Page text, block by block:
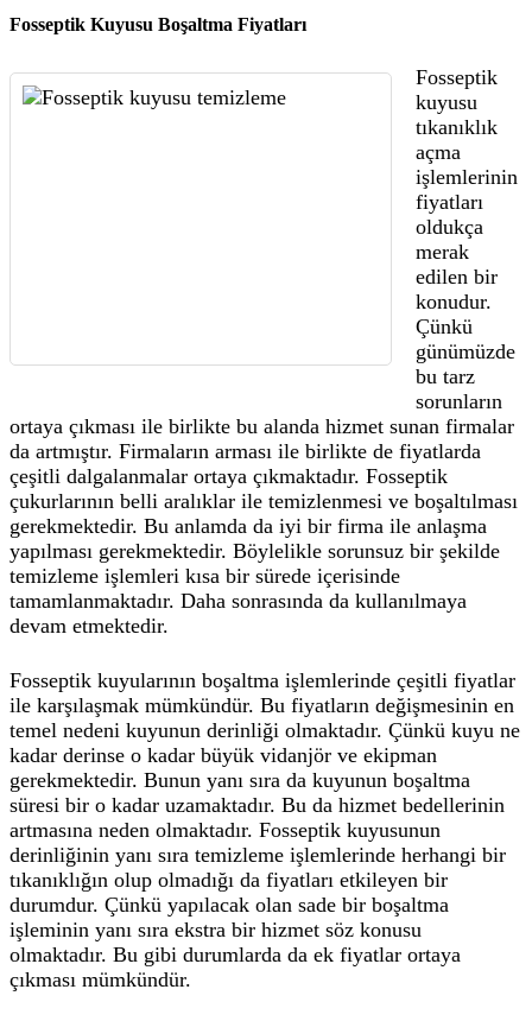
Fosseptik Kuyusu Boşaltma Fiyatları
Fosseptik
kuyusu
tıkanıklık
açma
işlemlerinin
fiyatları
oldukça
merak
edilen bir
konudur.
Çünkü
günümüzde
bu tarz
sorunların
ortaya çıkması ile birlikte bu alanda hizmet sunan firmalar
da artmıştır. Firmaların arması ile birlikte de fiyatlarda
çeşitli dalgalanmalar ortaya çıkmaktadır. Fosseptik
çukurlarının belli aralıklar ile temizlenmesi ve boşaltılması
gerekmektedir. Bu anlamda da iyi bir firma ile anlaşma
yapılması gerekmektedir. Böylelikle sorunsuz bir şekilde
temizleme işlemleri kısa bir sürede içerisinde
tamamlanmaktadır. Daha sonrasında da kullanılmaya
devam etmektedir.
Fosseptik kuyularının boşaltma işlemlerinde çeşitli fiyatlar
ile karşılaşmak mümkündür. Bu fiyatların değişmesinin en
temel nedeni kuyunun derinliği olmaktadır. Çünkü kuyu ne
kadar derinse o kadar büyük vidanjör ve ekipman
gerekmektedir. Bunun yanı sıra da kuyunun boşaltma
süresi bir o kadar uzamaktadır. Bu da hizmet bedellerinin
artmasına neden olmaktadır. Fosseptik kuyusunun
derinliğinin yanı sıra temizleme işlemlerinde herhangi bir
tıkanıklığın olup olmadığı da fiyatları etkileyen bir
durumdur. Çünkü yapılacak olan sade bir boşaltma
işleminin yanı sıra ekstra bir hizmet söz konusu
olmaktadır. Bu gibi durumlarda da ek fiyatlar ortaya
çıkması mümkündür.